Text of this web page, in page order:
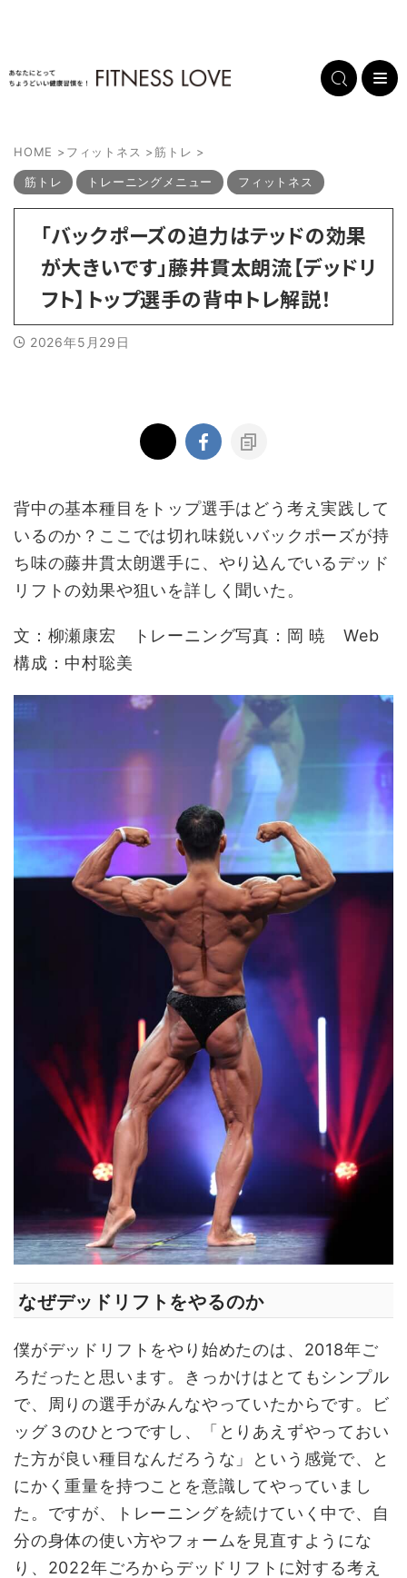
HOME >フィットネス >筋トレ >
筋トレ トレーニングメニュー フィットネス
「バックポーズの迫力はテッドの効果
が大きいです」藤井貫太朗流【デッドリ
フト】トップ選手の背中トレ解説！
2026年5月29日
背中の基本種目をトップ選手はどう考え実践して
いるのか？ここでは切れ味鋭いバックポーズが持
ち味の藤井貫太朗選手に、やり込んでいるデッド
リフトの効果や狙いを詳しく聞いた。
文：柳瀬康宏 トレーニング写真：岡 暁 Web
構成：中村聡美
なぜデッドリフトをやるのか
僕がデッドリフトをやり始めたのは、2018年ご
ろだったと思います。きっかけはとてもシンプル
で、周りの選手がみんなやっていたからです。ビ
ッグ３のひとつですし、「とりあえずやっておい
た方が良い種目なんだろうな」という感覚で、と
にかく重量を持つことを意識してやっていまし
た。ですが、トレーニングを続けていく中で、自
分の身体の使い方やフォームを見直すようにな
り、2022年ごろからデッドリフトに対する考え